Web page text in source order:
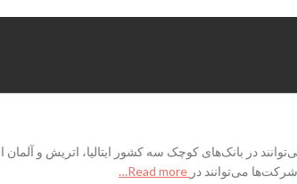
شرکت‌ها می‌توانند در بانک‌های کوچک سه کشور ایتالیا، اتریش و